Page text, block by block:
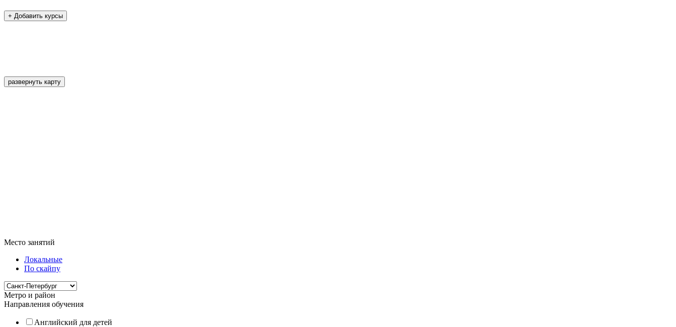
+ Добавить курсы
развернуть карту
Место занятий
Локальные
По скайпу
Метро и район
Направления обучения
Английский для детей